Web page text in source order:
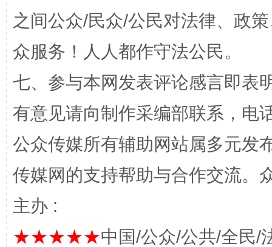
之间公众/民众/公民对法律、政
众服务！人人都作守法公民。
七、参与本网发表评论感言即表
有意见请向制作采编部联系，电
公众传媒所有辅助网站属多元发
传媒网的支持帮助与合作交流。
主办 :
★★★★★中国/公众/公共/全民/